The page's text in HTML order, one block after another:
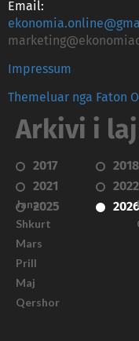
Email:
Impressum
Themeluar nga Faton
Arkivi i
2017 2018
2021
2022
2025
2026
Janar
Shkurt
Mars
Prill
Maj
Qershor